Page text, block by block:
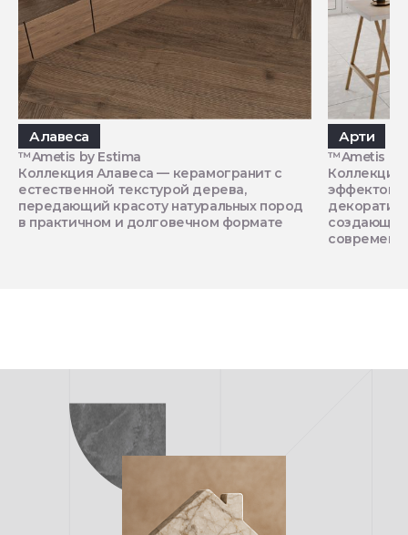
Алавеса
™Ametis by Estima
Коллекция Алавеса — керамогранит с
естественной текстурой дерева,
передающий красоту натуральных пород
в практичном и долговечном формате
Арти
™Ametis by
Коллекция
эффектом
создающий